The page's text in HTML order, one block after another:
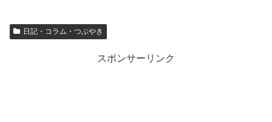
日記・コラム・つぶやき
スポンサーリンク